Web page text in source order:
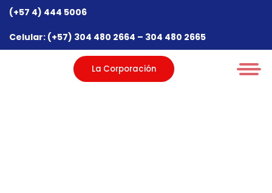
(+57 4) 444 5006
Celular: (+57) 304 480 2664 – 304 480 2665
La Corporación